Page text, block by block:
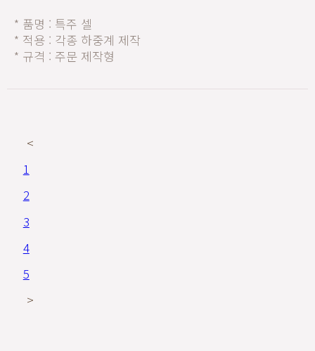
* 품명 : 특주 셀
* 적용 : 각종 하중계 제작
* 규격 : 주문 제작형
<
1
2
3
4
5
>